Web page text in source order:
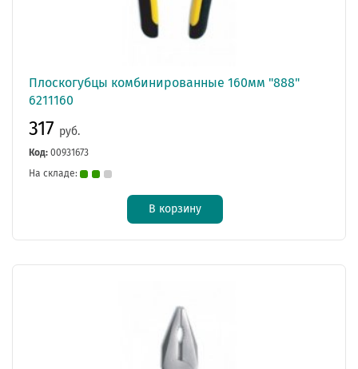
Плоскогубцы комбинированные 160мм "888"
6211160
317 руб.
Код: 00931673
На складе:
В корзину